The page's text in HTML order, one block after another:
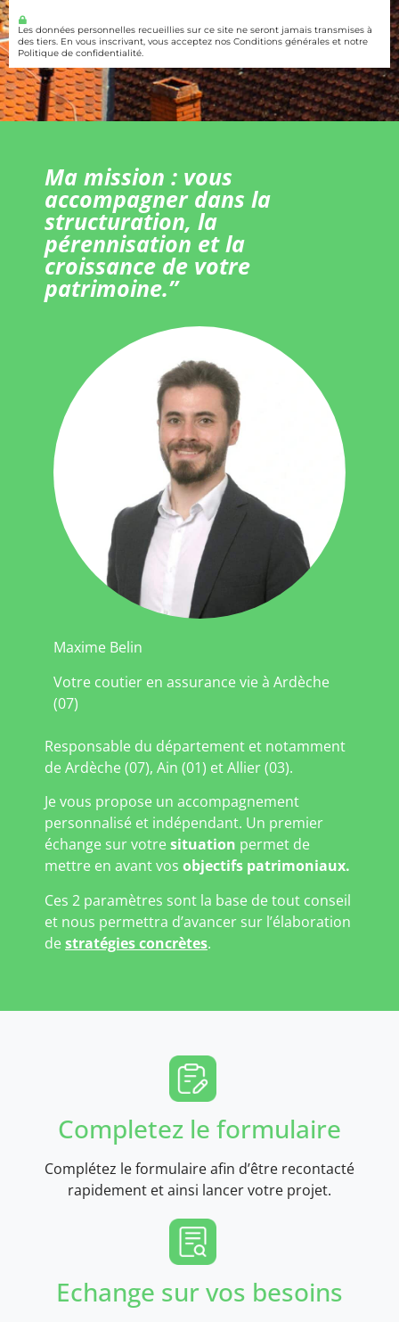
Les données personnelles recueillies sur ce site ne seront jamais transmises à
des tiers. En vous inscrivant, vous acceptez nos Conditions générales et notre
Politique de confidentialité.
Ma mission : vous
accompagner dans la
structuration, la
pérennisation et la
croissance de votre
patrimoine.”
Maxime Belin
Votre coutier en assurance vie à Ardèche
(07)
Responsable du département et notamment
de Ardèche (07), Ain (01) et Allier (03).
Je vous propose un accompagnement
personnalisé et indépendant. Un premier
échange sur votresituation permet de
mettre en avant vos objectifs patrimoniaux.
Ces 2 paramètres sont la base de tout conseil
et nous permettra d’avancer sur l’élaboration
destratégies concrètes.
Completez le formulaire
Complétez le formulaire afin d’être recontacté
rapidement et ainsi lancer votre projet.
Echange sur vos besoins